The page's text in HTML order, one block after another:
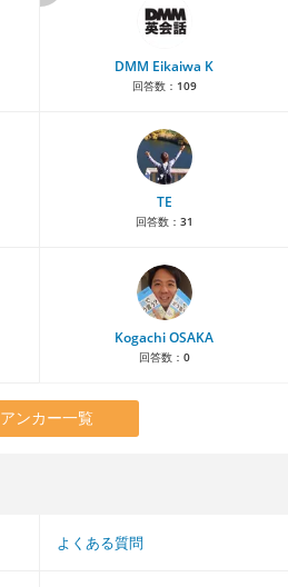
DMM Eikaiwa K
回答数： 109
TE
回答数： 31
Kogachi OSAKA
回答数： 0
アンカー一覧
よくある質問